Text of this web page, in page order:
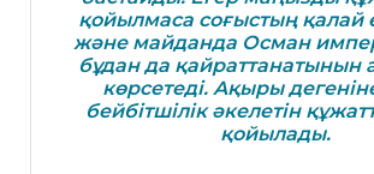
қойылмаса соғыстың қалай
және майданда Осман
бұдан да қайраттанатынын
көрсетеді. Ақыры
бейбітшілік әкелетін
қойылады.